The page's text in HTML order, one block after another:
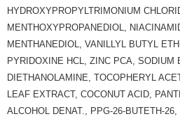
HYDROXYPROPYLTRIMONIUM
MENTHOXYPROPANEDIOL,
MENTHANEDIOL, VANILLYL BUTYL
PYRIDOXINE HCL, ZINC PCA, SODIUM
DIETHANOLAMINE, TOCOPHERYL
LEAF EXTRACT, COCONUT ACID,
ALCOHOL DENAT., PPG-26-BUTETH-